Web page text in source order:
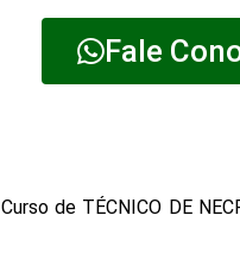
Fale
Curso de TÉCNICO DE